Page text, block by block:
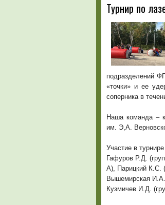
Турнир по
подразделений
«точки» и ее
соперника в
Наша команда –
им. Э,А.
Участие в
Гафуров Р.Д.
А), Парицкий К.С.
Вышемирская
Кузмичев И.Д.